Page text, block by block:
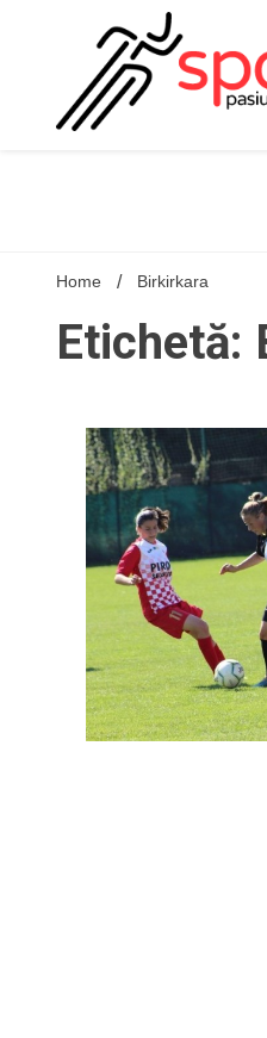
Home Birkirkara
Etichetă: